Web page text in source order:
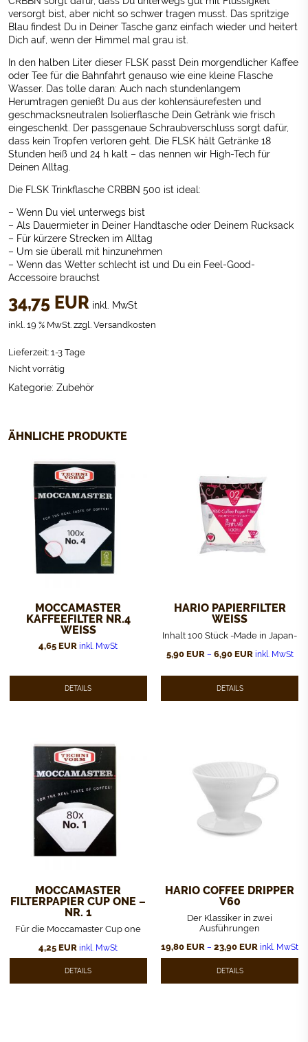
versorgt bist, aber nicht so schwer tragen musst. Das spritzige
Blau findest Du in Deiner Tasche ganz einfach wieder und heitert
Dich auf, wenn der Himmel mal grau ist.
In den halben Liter dieser FLSK passt Dein morgendlicher Kaffee
oder Tee für die Bahnfahrt genauso wie eine kleine Flasche
Wasser. Das tolle daran: Auch nach stundenlangem
Herumtragen genießt Du aus der kohlensäurefesten und
geschmacksneutralen Isolierflasche Dein Getränk wie frisch
eingeschenkt. Der passgenaue Schraubverschluss sorgt dafür,
dass kein Tropfen verloren geht. Die FLSK hält Getränke 18
Stunden heiß und 24 h kalt – das nennen wir High-Tech für
Deinen Alltag.
Die FLSK Trinkflasche CRBBN 500 ist ideal:
– Wenn Du viel unterwegs bist
– Als Dauermieter in Deiner Handtasche oder Deinem Rucksack
– Für kürzere Strecken im Alltag
– Um sie überall mit hinzunehmen
– Wenn das Wetter schlecht ist und Du ein Feel-Good-
Accessoire brauchst
34,75 EUR inkl. MwSt
inkl. 19 % MwSt. zzgl. Versandkosten
Lieferzeit: 1-3 Tage
Nicht vorrätig
Kategorie: Zubehör
ÄHNLICHE PRODUKTE
MOCCAMASTER
KAFFEEFILTER NR.4
WEISS
4,65EUR inkl. MwSt
DETAILS
HARIO PAPIERFILTER
WEISS
Inhalt 100 Stück -Made in Japan-
5,90 EUR – 6,90 EUR inkl. MwSt
DETAILS
Produkt
weist
der
Produktseite
gewählt
werden
MOCCAMASTER
FILTERPAPIER CUP ONE –
NR. 1
Für die Moccamaster Cup one
4,25EUR inkl. MwSt
DETAILS
HARIO COFFEE DRIPPER
V60
Der Klassiker in zwei
Ausführungen
19,80EUR –23,90EUR inkl. MwSt
DETAILS
Dieses
Produkt